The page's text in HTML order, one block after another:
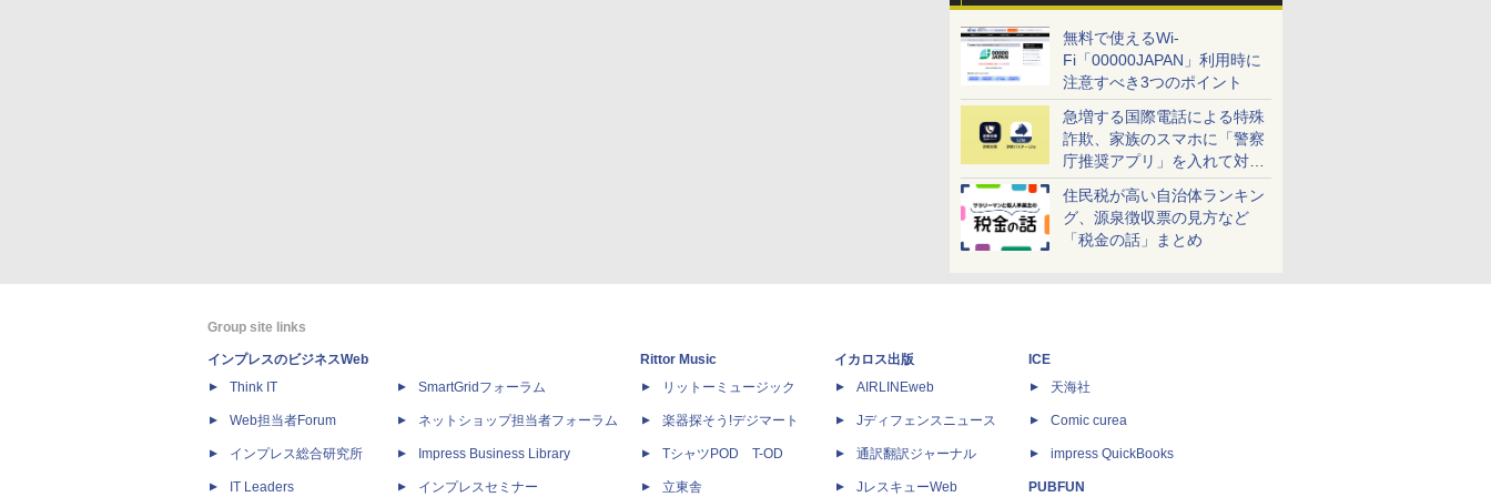
無料で使えるWi-
Fi「00000JAPAN」利用時に
注意すべき3つのポイント
急増する国際電話による特殊
詐欺、家族のスマホに「警察
庁推奨アプリ」を入れて対策
しよう！
住民税が高い自治体ランキン
グ、源泉徴収票の見方など
「税金の話」まとめ
Group site links
インプレスのビジネスWeb
Think IT
Web担当者Forum
インプレス総合研究所
IT Leaders
SmartGridフォーラム
ネットショップ担当者フォーラム
Impress Business Library
インプレスセミナー
Rittor Music
リットーミュージック
楽器探そう!デジマート
TシャツPOD T-OD
立東舎
イカロス出版
AIRLINEweb
Jディフェンスニュース
通訳翻訳ジャーナル
JレスキューWeb
ICE
天海社
Comic curea
impress QuickBooks
PUBFUN